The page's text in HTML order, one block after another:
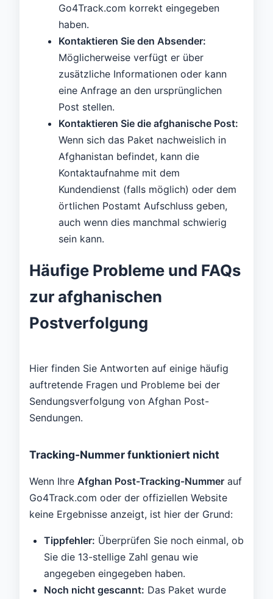
Go4Track.com korrekt eingegeben
haben.
Kontaktieren Sie den Absender:
Möglicherweise verfügt er über
zusätzliche Informationen oder kann
eine Anfrage an den ursprünglichen
Post stellen.
Kontaktieren Sie die afghanische Post:
Wenn sich das Paket nachweislich in
Afghanistan befindet, kann die
Kontaktaufnahme mit dem
Kundendienst (falls möglich) oder dem
örtlichen Postamt Aufschluss geben,
auch wenn dies manchmal schwierig
sein kann.
Häufige Probleme und FAQs
zur afghanischen
Postverfolgung
Hier finden Sie Antworten auf einige häufig
auftretende Fragen und Probleme bei der
Sendungsverfolgung von Afghan Post-
Sendungen.
Tracking-Nummer funktioniert nicht
Wenn Ihre Afghan Post-Tracking-Nummer auf
Go4Track.com oder der offiziellen Website
keine Ergebnisse anzeigt, ist hier der Grund:
Tippfehler: Überprüfen Sie noch einmal, ob
Sie die 13-stellige Zahl genau wie
angegeben eingegeben haben.
Noch nicht gescannt: Das Paket wurde